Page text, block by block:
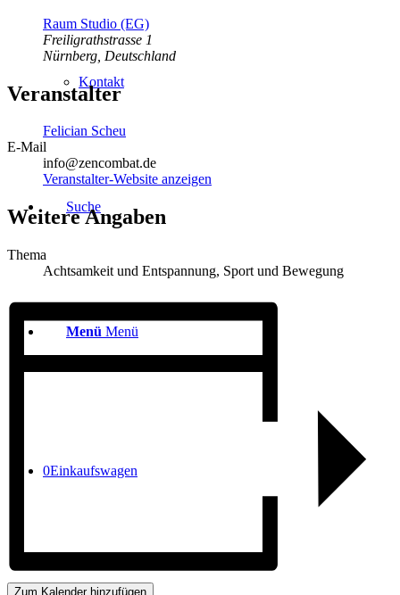
Kontakt
Suche
Menü Menü
0Einkaufswagen
Raum Studio (EG)
Freiligrathstrasse 1
Nürnberg Deutschland
Veranstalter
Felician Scheu
E-Mail
info@zencombat.de
Veranstalter-Website anzeigen
Weitere Angaben
Thema
Achtsamkeit und Entspannung, Sport und Bewegung
Zum Kalender hinzufügen